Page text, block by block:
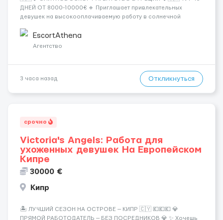
ДНЕЙ ОТ 8000-10000€ 🔹 Приглашает привлекательных
девушек на высокооплачиваемую работу в солнечной
хорошие деньги 💶 — это предложение для тебя! 🔹
Требования: ✔️ Возраст от ...
EscortAthena
Агентство
3 часа назад Откликнуться
срочно
Victoria's Angels: Работа для
ухоженных девушек На Европейском
Кипре
30000 €
Кипр
🏝️ ЛУЧШИЙ СЕЗОН НА ОСТРОВЕ — КИПР 🇨🇾 💶💶💶 💎
ПРЯМОЙ РАБОТОДАТЕЛЬ — БЕЗ ПОСРЕДНИКОВ 💎 ✨ Хочешь